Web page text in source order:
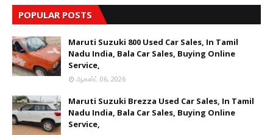
POPULAR POSTS
Maruti Suzuki 800 Used Car Sales, In Tamil
Nadu India, Bala Car Sales, Buying Online
Service,
ஆகஸ்ட் 06, 2026
Maruti Suzuki Brezza Used Car Sales, In Tamil
Nadu India, Bala Car Sales, Buying Online
Service,